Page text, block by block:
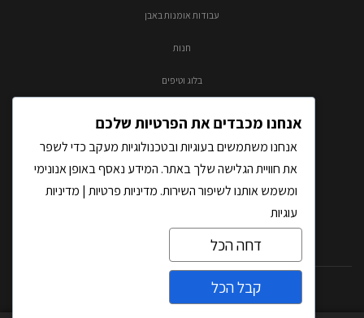
עבודות אומנות באבן
חנות
בלוג וטיפים
כל הזכויות שמורות לאבסולוטו בע"מ |
אנחנו מכבדים את הפרטיות שלכם
אנחנו משתמשים בעוגיות ובטכנולוגיות מעקב כדי לשפר
את חוויית הגלישה שלך באתר. המידע נאסף באופן אנונימי
ומשמש אותנו לשיפור השירות. מדיניות פרטיות | מדיניות
עוגיות
דחה הכל
קבל הכל